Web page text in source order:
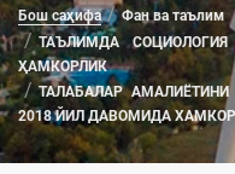
Бош саҳифа
Фан ва таълим
ТАЪЛИМДА
ҲАМКОРЛИК
ТАЛАБАЛАР
2018 ЙИЛ ДАВОМИДА